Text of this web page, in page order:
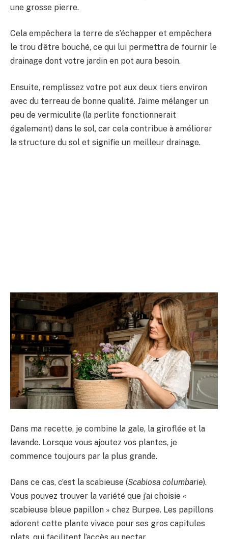
une grosse pierre.
Cela empêchera la terre de s’échapper et empêchera
le trou d’être bouché, ce qui lui permettra de fournir le
drainage dont votre jardin en pot aura besoin.
Ensuite, remplissez votre pot aux deux tiers environ
avec du terreau de bonne qualité. J’aime mélanger un
peu de vermiculite (la perlite fonctionnerait
également) dans le sol, car cela contribue à améliorer
la structure du sol et signifie un meilleur drainage.
Dans ma recette, je combine la gale, la giroflée et la
lavande. Lorsque vous ajoutez vos plantes, je
commence toujours par la plus grande.
Dans ce cas, c’est la scabieuse (Scabiosa columbarie).
Vous pouvez trouver la variété que j’ai choisie «
scabieuse bleue papillon » chez Burpee. Les papillons
adorent cette plante vivace pour ses gros capitules